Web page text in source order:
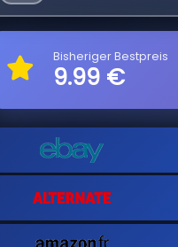
Bisheriger Bestpreis
9.99 €